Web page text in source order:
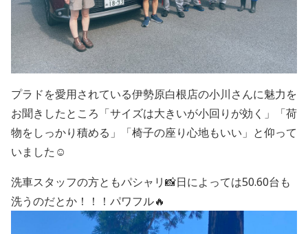
プラドを愛用されている伊勢原白根店の小川さんに魅力を
お聞きしたところ「サイズは大きいが小回りが効く」「荷
物をしっかり積める」「椅子の座り心地もいい」と仰って
いました☺️
洗車スタッフの方ともパシャリ📸日によっては50.60台も
洗うのだとか！！！パワフル🔥